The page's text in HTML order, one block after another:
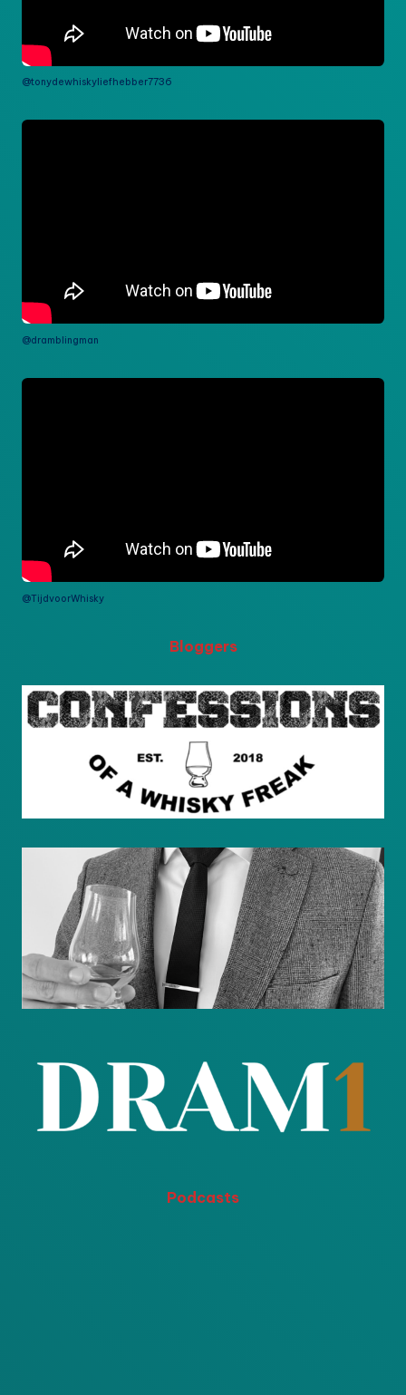
@tonydewhiskyliefhebber7736
@dramblingman
@TijdvoorWhisky
Bloggers
Podcasts